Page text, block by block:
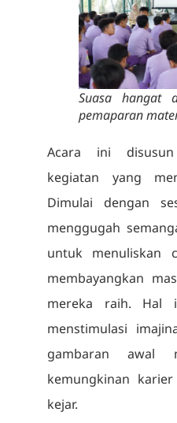
Suasa hangat
pemaparan
Acara ini
kegiatan yang
Dimulai dengan
menggugah
untuk menuliskan
membayangkan
mereka raih. Hal
menstimulasi
gambaran awal
kemungkinan
kejar.